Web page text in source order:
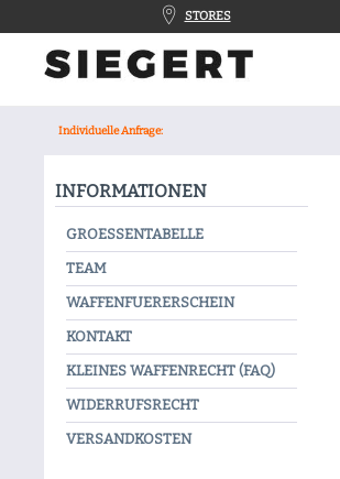
STORES
Individuelle Anfrage:
INFORMATIONEN
GROESSENTABELLE
TEAM
WAFFENFUERERSCHEIN
KONTAKT
KLEINES WAFFENRECHT (FAQ)
WIDERRUFSRECHT
VERSANDKOSTEN